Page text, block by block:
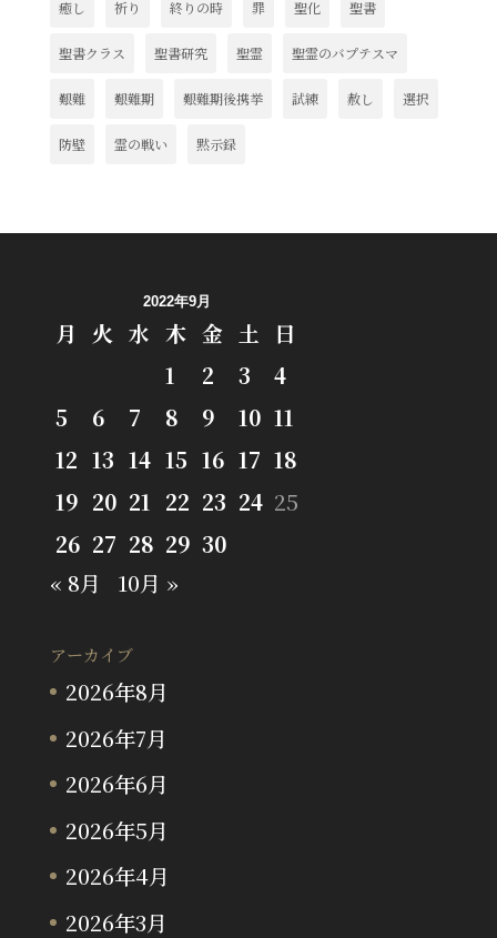
癒し 祈り 終りの時 罪 聖化 聖書
聖書クラス 聖書研究 聖霊 聖霊のバプテスマ
艱難 艱難期 艱難期後携挙 試練 赦し 選択
防壁 霊の戦い 黙示録
2022年9月
月 火 水 木 金 土
日
1
2 3
4
5
6 7 8 9 10 11
12 13 14 15 16 17 18
19 20 21 22 23 24 25
26 27 28 29 30
« 8月
10月 »
アーカイブ
2026年8月
2026年7月
2026年6月
2026年5月
2026年4月
2026年3月